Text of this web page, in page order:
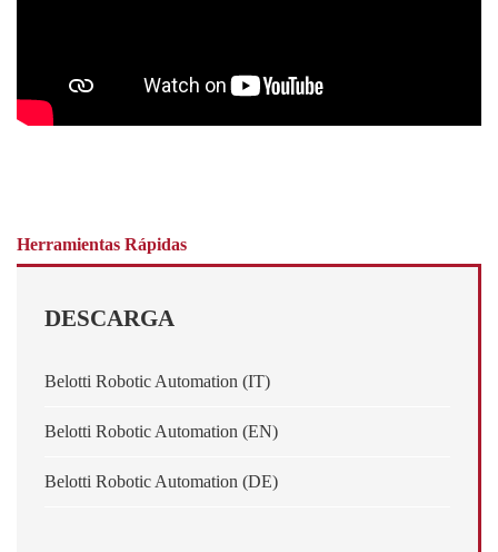
Herramientas Rápidas
DESCARGA
Belotti Robotic Automation (IT)
Belotti Robotic Automation (EN)
Belotti Robotic Automation (DE)